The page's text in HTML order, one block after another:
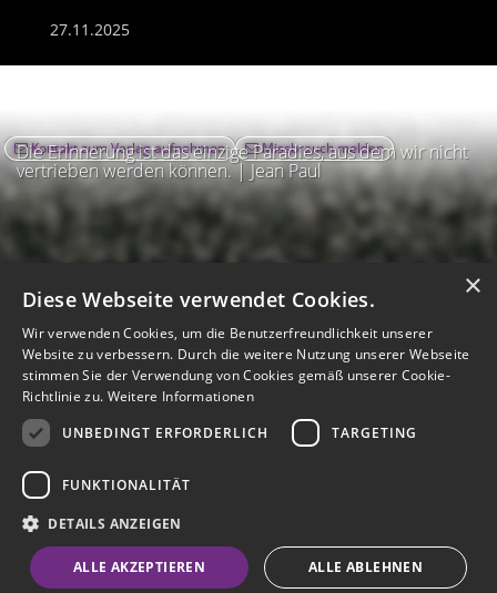
27.11.2025
Die Erinnerung ist das einzige Paradies, aus dem wir nicht
vertrieben werden können. | Jean Paul
Kontakt zum Verlag aufnehmen Missbrauch melden
Barrierefreiheit
Barriere melden
c
e
m
K
n
Kontrastmodus aktivieren
Hilfe
eigenes Gedenkportal erstellen
Vertrag widerrufen
×
Diese Webseite verwendet Cookies.
Wir verwenden Cookies, um die Benutzerfreundlichkeit unserer
Website zu verbessern. Durch die weitere Nutzung unserer Webseite
stimmen Sie der Verwendung von Cookies gemäß unserer Cookie-
Richtlinie zu. Weitere Informationen
UNBEDINGT ERFORDERLICH
TARGETING
FUNKTIONALITÄT
DETAILS ANZEIGEN
ALLE AKZEPTIEREN ALLE ABLEHNEN